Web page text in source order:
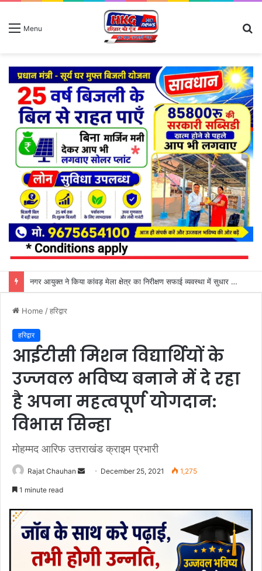
Menu
नगर आयुक्त ने किया कांवड़ मेला क्षेत्र का निरीक्षण सफाई व्यवस्था में सुधार के निर्देश दिए
Home /हरिद्वार
हरिद्वार
आईटीसी मिशन विद्यार्थियों के
उज्जवल भविष्य बनाने में दे रहा
है अपना महत्वपूर्ण योगदान:
विभास सिन्हा
मोहम्मद आरिफ उत्तराखंड क्राइम प्रभारी
Rajat Chauhan
Send December 25, 2021 1,275
1 minute read